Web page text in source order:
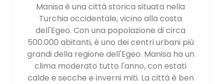
- Çeşme: situata sulla punta più occidentale della
provincia di Smirne, Çeşme è nota per le sue
spiagge incontaminate, le acque limpide e le
opportunità di windsurf.
- Troia: situata vicino allo stretto dei Dardanelli, Troia
Manisa è una città storica situata nella
Turchia occidentale, vicino alla costa
dell'Egeo. Con una popolazione di circa
500.000 abitanti, è uno dei centri urbani più
grandi della regione dell'Egeo. Manisa ha un
clima moderato tutto l'anno, con estati
calde e secche e inverni miti. La città è ben